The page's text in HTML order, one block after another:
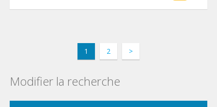
1 2 >
Modifier la recherche